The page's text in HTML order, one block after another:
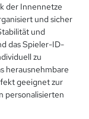
der Innennetze
und sicher
und
das Spieler-ID-
zu
herausnehmbare
geeignet zur
personalisierten